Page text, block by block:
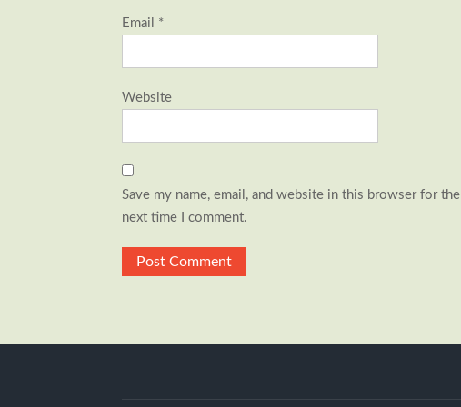
Email *
Website
Save my name, email, and website in this browser for the
next time I comment.